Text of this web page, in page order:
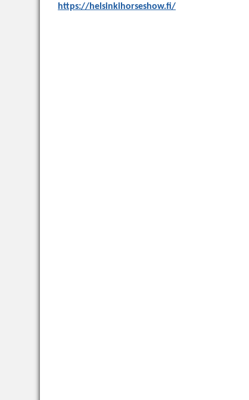
https://helsinkihorseshow.fi/